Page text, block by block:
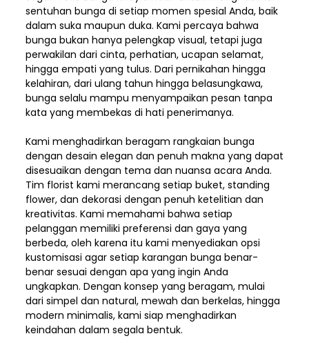
sentuhan bunga di setiap momen spesial Anda, baik
dalam suka maupun duka. Kami percaya bahwa
bunga bukan hanya pelengkap visual, tetapi juga
perwakilan dari cinta, perhatian, ucapan selamat,
hingga empati yang tulus. Dari pernikahan hingga
kelahiran, dari ulang tahun hingga belasungkawa,
bunga selalu mampu menyampaikan pesan tanpa
kata yang membekas di hati penerimanya.
Kami menghadirkan beragam rangkaian bunga
dengan desain elegan dan penuh makna yang dapat
disesuaikan dengan tema dan nuansa acara Anda.
Tim florist kami merancang setiap buket, standing
flower, dan dekorasi dengan penuh ketelitian dan
kreativitas. Kami memahami bahwa setiap
pelanggan memiliki preferensi dan gaya yang
berbeda, oleh karena itu kami menyediakan opsi
kustomisasi agar setiap karangan bunga benar-
benar sesuai dengan apa yang ingin Anda
ungkapkan. Dengan konsep yang beragam, mulai
dari simpel dan natural, mewah dan berkelas, hingga
modern minimalis, kami siap menghadirkan
keindahan dalam segala bentuk.